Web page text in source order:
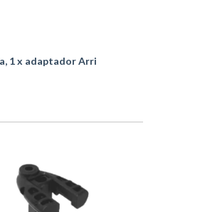
1 x adaptador Arri